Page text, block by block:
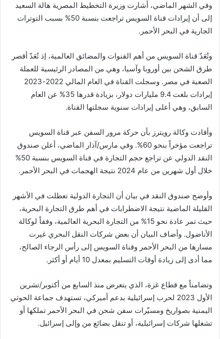
وفي الشهر الماضي، أشارت وزيرة التخطيط المصرية هالة السعيد
إلى أن إيرادات قناة السويس تراجعت بنسبة 50% بسبب التوترات
الجارية في البحر الأحمر.
وتُعَدّ قناة السويس من أهم القنوات والمضائق العالمية، إذ تُعَدّ أقصر
طرق الشحن بين أوروبا وآسيا، وهي من المصادر الرئيسية للعملة
الصعبة في مصر. وسجلت القناة في العام المالي 2022-2023
إيرادات بلغت 9.4 مليارات دولار، بزيادة قدرها 35% عن العام
السابق، وهي أعلى إيرادات سنوية سجلتها القناة.
وأفادت وكالة رويترز بأن حركة مرور السفن عبر قناة السويس
تراجعت مؤخراً بنحو 60%. وفي مارس/آذار الماضي، أعلن صندوق
النقد الدولي عن تراجع حجم التجارة في قناة السويس بنسبة 50%
خلال أول شهرين من عام 2024 نتيجة الهجمات في البحر الأحمر.
وأوضح صندوق النقد في بيان أن التجارة الدولية تعطلت في الأشهر
القليلة الماضية نتيجة الاضطرابات في أهم طرق التجارة البحرية،
حيث تمر عادة نحو 15% من التجارة البحرية العالمية، وفقاً لوكالة
الأناضول. وأضاف البيان أن بعض شركات النقل البحري غيرت
مسارها من البحر الأحمر وقناة السويس إلى رأس الرجاء الصالح،
مما أدى إلى زيادة أوقات التسليم بمعدل 10 أيام أو أكثر.
وتضامناً مع قطاع غزة، الذي يتعرض منذ السابع من أكتوبر/تشرين
الأول 2023 لحرب إسرائيلية بدعم أميركي، تستهدف جماعة الحوثي
اليمنية بصواريخ ومسيّرات سفن شحن في البحر الأحمر تملكها أو
تشغلها شركات إسرائيلية، أو تنقل بضائع من وإلى إسرائيل.